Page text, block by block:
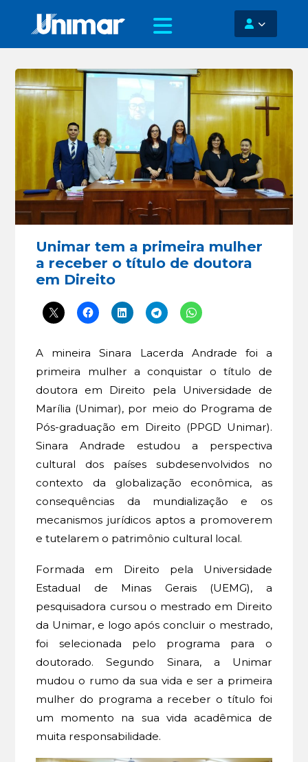
Unimar tem a primeira mulher
a receber o título de doutora
em Direito
A mineira Sinara Lacerda Andrade foi a
primeira mulher a conquistar o título de
doutora em Direito pela Universidade de
Marília (Unimar), por meio do Programa de
Pós-graduação em Direito (PPGD Unimar).
Sinara Andrade estudou a perspectiva
cultural dos países subdesenvolvidos no
contexto da globalização econômica, as
consequências da mundialização e os
mecanismos jurídicos aptos a promoverem
e tutelarem o patrimônio cultural local.
Formada em Direito pela Universidade
Estadual de Minas Gerais (UEMG), a
pesquisadora cursou o mestrado em Direito
da Unimar, e logo após concluir o mestrado,
foi selecionada pelo programa para o
doutorado. Segundo Sinara, a Unimar
mudou o rumo da sua vida e ser a primeira
mulher do programa a receber o título foi
um momento na sua vida acadêmica de
muita responsabilidade.